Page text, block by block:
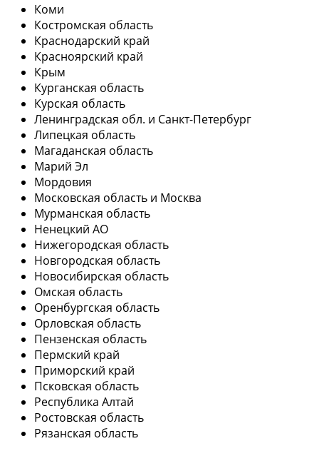
Коми
Костромская область
Краснодарский край
Красноярский край
Крым
Курганская область
Курская область
Ленинградская обл. и Санкт-Петербург
Липецкая область
Магаданская область
Марий Эл
Мордовия
Московская область и Москва
Мурманская область
Ненецкий АО
Нижегородская область
Новгородская область
Новосибирская область
Омская область
Оренбургская область
Орловская область
Пензенская область
Пермский край
Приморский край
Псковская область
Республика Алтай
Ростовская область
Рязанская область